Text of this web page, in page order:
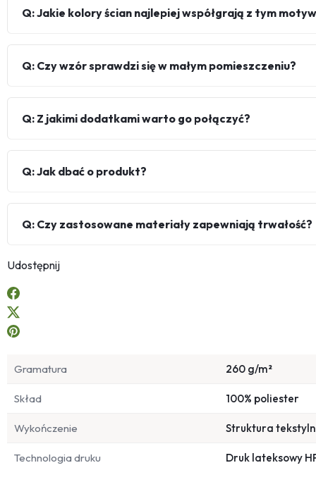
Q: Jakie kolory ścian najlepiej współgrają z tym
Q: Czy wzór sprawdzi się w małym pomieszczeniu?
Q: Z jakimi dodatkami warto go połączyć?
Q: Jak dbać o produkt?
Q: Czy zastosowane materiały zapewniają trwałość?
Udostępnij
Gramatura 260 g/m²
Skład 100% poliester
Wykończenie Struktura
Technologia druku Druk lateksowy